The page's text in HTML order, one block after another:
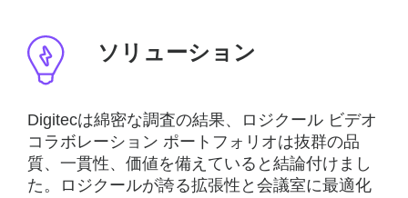
ソリューション
Digitecは綿密な調査の結果、ロジクール ビデオ
コラボレーション ポートフォリオは抜群の品
質、一貫性、価値を備えていると結論付けまし
た。ロジクールが誇る拡張性と会議室に最適化